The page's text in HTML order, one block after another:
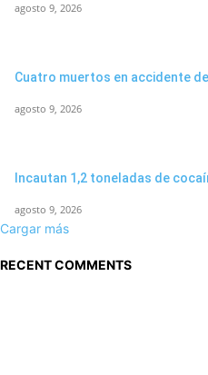
agosto 9, 2026
Cuatro muertos en accidente
agosto 9, 2026
Incautan 1,2 toneladas de
agosto 9, 2026
Cargar más
RECENT COMMENTS